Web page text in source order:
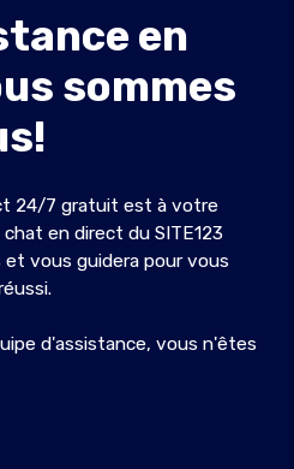
en
sommes
24/7 gratuit est à votre
en direct du SITE123
vous guidera pour vous
d'assistance, vous n'êtes